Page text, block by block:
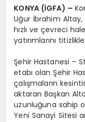
KONYA (İGFA) –
Uğur İbrahim
hızlı ve çevreci
yatırımlarını
Şehir Hastanesi –
etabı olan Şehir
çalışmaların
aktaran Başkan
uzunluğuna sahip
Yeni Sanayi Sitesi